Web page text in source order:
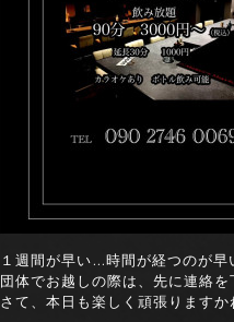
１週間が早い…時間が経つのが早
団体でお越しの際は、先に連絡
さて、本日も楽しく頑張ります